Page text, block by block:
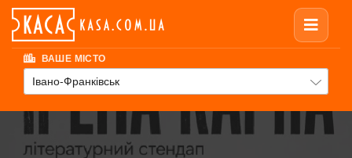
ВАШЕ МІСТО
Івано-Франківськ